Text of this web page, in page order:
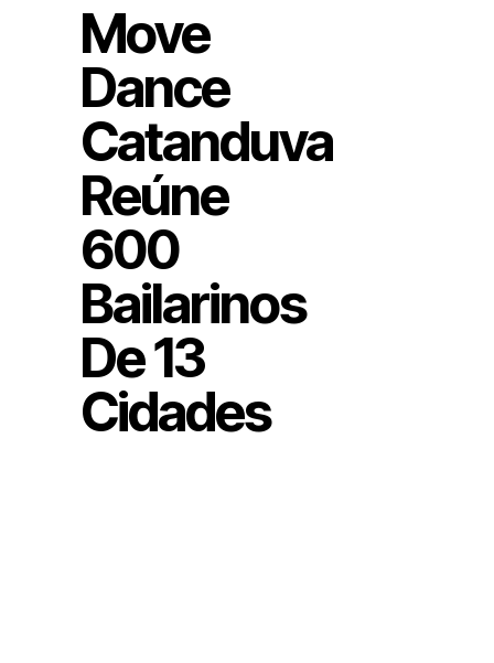
Move
Dance
Catanduva
Reúne
600
Bailarinos
De 13
Cidades